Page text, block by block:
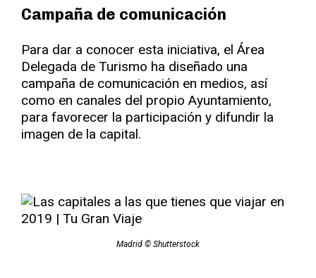
Campaña de comunicación
Para dar a conocer esta iniciativa, el Área
Delegada de Turismo ha diseñado una
campaña de comunicación en medios, así
como en canales del propio Ayuntamiento,
para favorecer la participación y difundir la
imagen de la capital.
Madrid © Shutterstock